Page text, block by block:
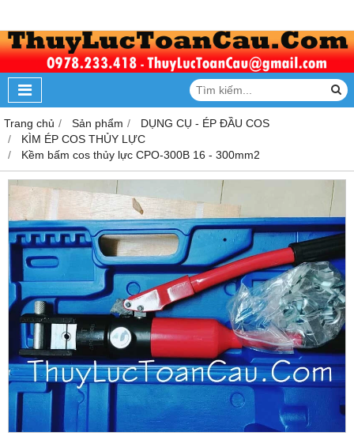
Trang chủ Sản phẩm
DỤNG CỤ - ÉP ĐẦU COS
KÌM ÉP COS THỦY LỰC
Kềm bấm cos thủy lực CPO-300B 16 - 300mm2